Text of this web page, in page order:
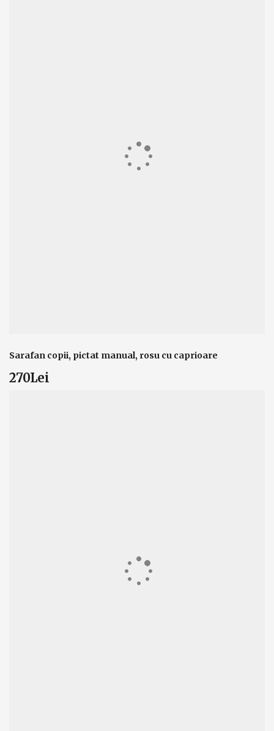
Sarafan copii, pictat manual, rosu cu caprioare
270Lei